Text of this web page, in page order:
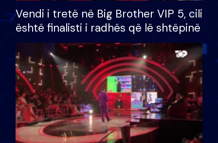
Vendi i tretë në Big Brother VIP 5, cili
është finalisti i radhës që lë shtëpinë